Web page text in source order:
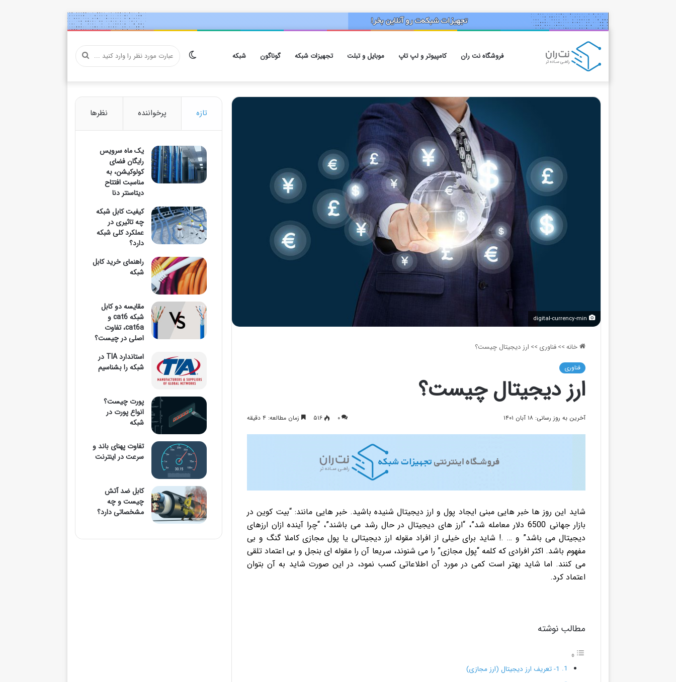
فروشگاه نت ران کامپیوتر و لپ تاپ موبایل و تبلت تجهیزات شبکه گوناگون شبکه عبارت تغییر
خانه>> فناوری >> ارز دیجیتال چیست؟
فناوری
ارز دیجیتال چیست؟
آخرین به روز رسانی: ۱۸ آبان ۱۴۰۱ ۰ ۵۱۶ زمان مطالعه: ۴ دقیقه
شاید این روز ها خبر هایی مبنی ایجاد پول و ارز دیجیتال شنیده باشید. خبر هایی مانند: “بیت کوین در
بازار جهانی 6500 دلار معامله شد”، “ارز های دیجیتال در حال رشد می باشند”، “چرا آینده ازان ارزهای
دیجیتال می باشد” و … .! شاید برای خیلی از افراد مقوله ارز دیجیتالی یا پول مجازی کاملا گنگ و بی
مفهوم باشد. اکثر افرادی که کلمه “پول مجازی” را می شنوند، سریعا آن را مقوله ای بنجل و بی اعتماد تلقی
می کنند. اما شاید بهتر است کمی در مورد آن اطلاعاتی کسب نمود، در این صورت شاید به آن بتوان
اعتماد کرد.
مطالب نوشته
1- تعریف ارز دیجیتال (ارز مجازی)
تازه پرخواننده نظرها
یک ماه سرویس
رایگان فضای
کولوکیشن، به
مناسبت افتتاح
دیتاسنتر دنا
کیفیت کابل شبکه
چه تاثیری در
عملکرد کلی شبکه
دارد؟
راهنمای خرید کابل
شبکه
مقایسه دو کابل
شبکه cat6 و
cat6a، تفاوت
اصلی در چیست؟
استاندارد TIA در
شبکه را بشناسیم
پورت چیست؟
انواع پورت در
شبکه
تفاوت پهنای باند و
سرعت در اینترنت
کابل ضد آتش
چیست و چه
مشخصاتی دارد؟